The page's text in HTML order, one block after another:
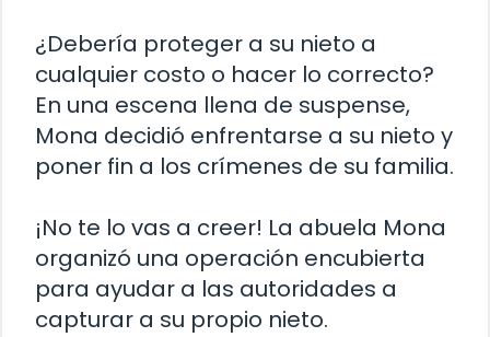
¿Debería proteger a su nieto a
cualquier costo o hacer lo correcto?
En una escena llena de suspense,
Mona decidió enfrentarse a su nieto y
poner fin a los crímenes de su familia.
¡No te lo vas a creer! La abuela Mona
organizó una operación encubierta
para ayudar a las autoridades a
capturar a su propio nieto.